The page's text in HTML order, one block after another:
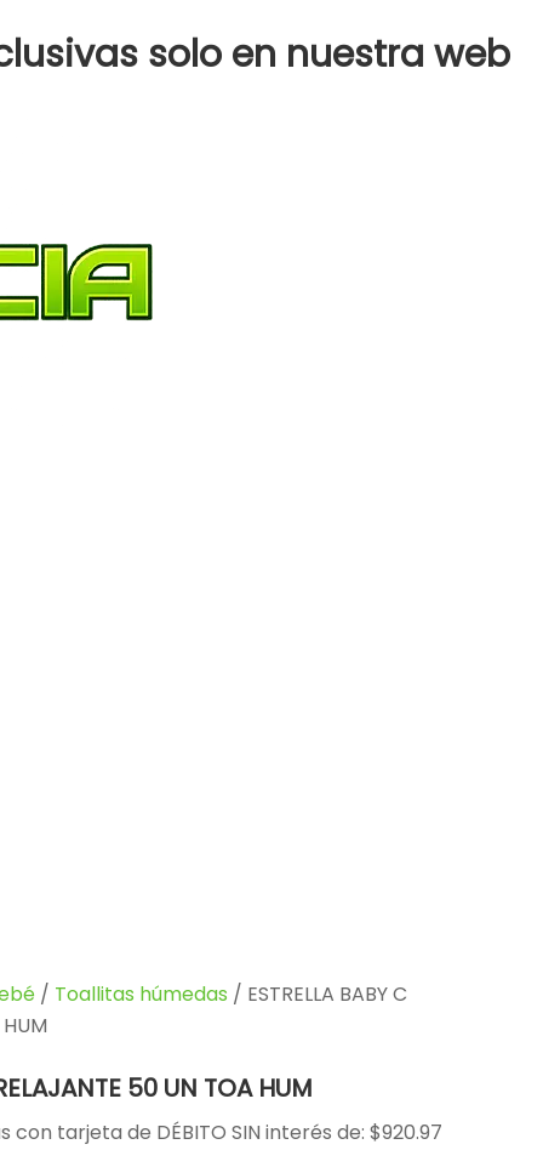
solo en nuestra web
/ Toallitas húmedas / ESTRELLA BABY C
50 UN TOA HUM
con tarjeta de DÉBITO SIN interés de: $920.97